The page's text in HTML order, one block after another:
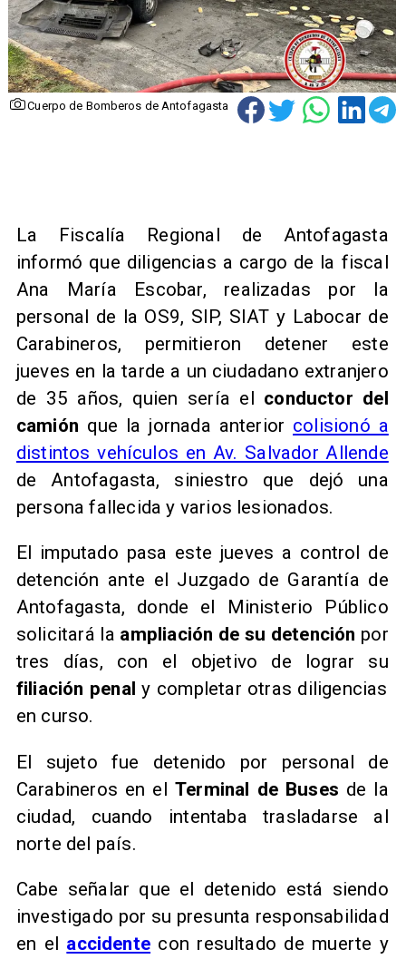
Cuerpo de Bomberos de Antofagasta
La Fiscalía Regional de Antofagasta
informó que diligencias a cargo de la fiscal
Ana María Escobar, realizadas por la
personal de la OS9, SIP, SIAT y Labocar de
Carabineros, permitieron detener este
jueves en la tarde a un ciudadano extranjero
de 35 años, quien sería el conductor del
camión que la jornada anterior colisionó a
distintos vehículos en Av. Salvador Allende
de Antofagasta, siniestro que dejó una
persona fallecida y varios lesionados.
El imputado pasa este jueves a control de
detención ante el Juzgado de Garantía de
Antofagasta, donde el Ministerio Público
solicitará la ampliación de su detención por
tres días, con el objetivo de lograr su
filiación penal y completar otras diligencias
en curso.
El sujeto fue detenido por personal de
Carabineros en el Terminal de Buses de la
ciudad, cuando intentaba trasladarse al
norte del país.
Cabe señalar que el detenido está siendo
investigado por su presunta responsabilidad
en el accidente con resultado de muerte y